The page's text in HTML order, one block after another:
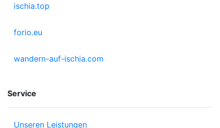
ischia.top
forio.eu
wandern-auf-ischia.com
Service
Unseren Leistungen